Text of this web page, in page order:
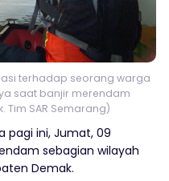
terhadap seorang warga
saat banjir merendam
Tim SAR Semarang)
pagi ini, Jumat, 09
sebagian wilayah
Demak.